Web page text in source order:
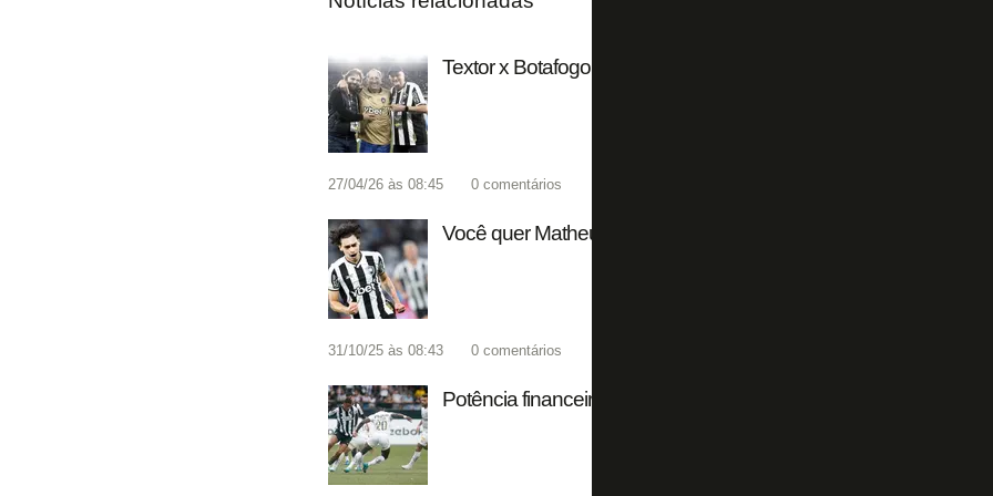
Textor x Botafogo Social: Quem está de cada lado?
27/04/26 às 08:45 0 comentários
Você quer Matheus Nascimento outra vez no Botafogo?
31/10/25 às 08:43 0 comentários
Potência financeira! Botafogo acumula vitórias fora de campo